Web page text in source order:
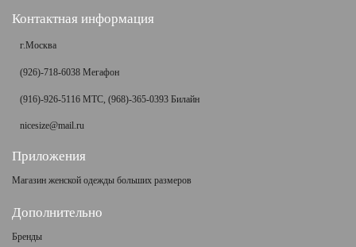
Контактная информация
г.Москва
(926)-718-6038 Мегафон
(916)-926-5116 МТС, (968)-365-0393 Билайн
nicesize@mail.ru
Приложения
Магазин женской одежды больших размеров
Дополнительно
Бренды